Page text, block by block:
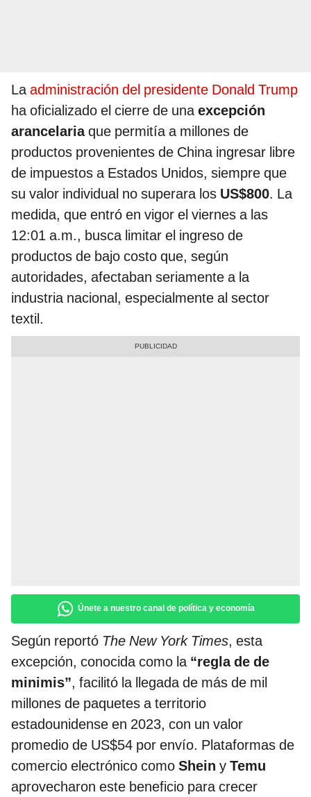
Laadministración del presidente Donald Trump
ha oficializado el cierre de unaexcepción
arancelariaque permitía a millones de
productos provenientes de China ingresar libre
de impuestos a Estados Unidos, siempre que
su valor individual no superara los US$800. La
medida, que entró en vigor el viernes a las
12:01 a.m., busca limitar el ingreso de
productos de bajo costo que, según
autoridades, afectaban seriamente a la
industria nacional, especialmente al sector
textil.
Únete a nuestro canal de política y economía
Según reportó The New York Times, esta
excepción, conocida como la “regla de de
minimis”, facilitó la llegada de más de mil
millones de paquetes a territorio
estadounidense en 2023, con un valor
promedio de US$54 por envío. Plataformas de
comercio electrónico como Shein y Temu
aprovecharon este beneficio para crecer